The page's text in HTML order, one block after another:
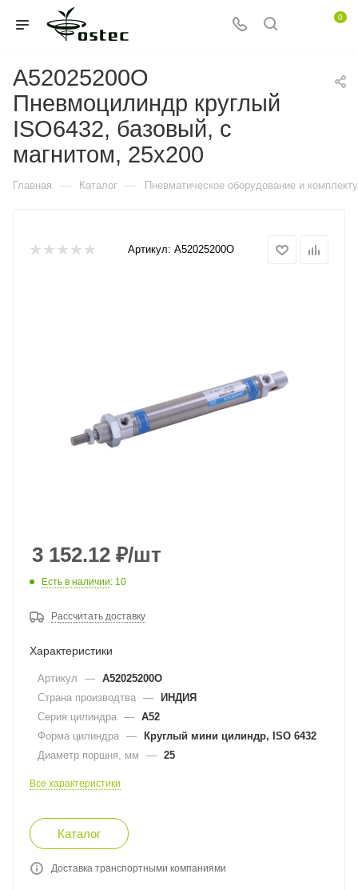
0
A52025200O
Пневмоцилиндр круглый
ISO6432, базовый, с
магнитом, 25x200
Главная — Каталог — Пневматическое оборудование и
Артикул: A52025200O
3 152.12 ₽/шт
Есть в наличии: 10
Рассчитать доставку
Характеристики
Артикул — A52025200O
Страна производтва — ИНДИЯ
Серия цилиндра — A52
Форма цилиндра — Круглый мини цилиндр, ISO 6432
Диаметр поршня, мм
— 25
Все характеристики
Каталог
Доставка транспортными компаниями